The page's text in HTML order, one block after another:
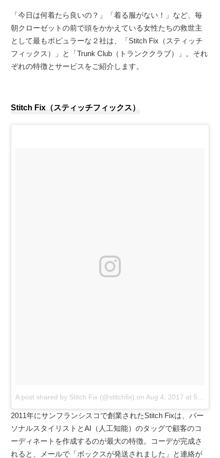
「今日は何着たら良いの？」「着る服がない！」など、毎
朝クローゼットの前で頭をかかえている女性たちの救世主
として最もポピュラーな２社は、「Stitch Fix（スティッチ
フィックス）」と「Trunk Club（トランククラブ）」。それ
ぞれの特徴とサービスをご紹介します。
Stitch Fix（スティッチフィックス）
A post shared by Stitch Fix (@stitchfix) on Aug 4, 2017 at 5:19pm PDT
2011年にサンフランシスコで創業されたStitch Fixは、パー
ソナルスタイリストとAI（人工知能）のタッグで顧客のコ
ーディネートを作成するのが最大の特徴。コーデが完成さ
れると、メールで「ボックスが発送されました」と連絡が